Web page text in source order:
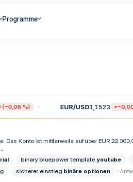
Programme
%) EUR/USD1,1523
Das Konto ist mittlerweile auf über EUR
binary bluepower template youtube
sicherer einstieg binäre optionen